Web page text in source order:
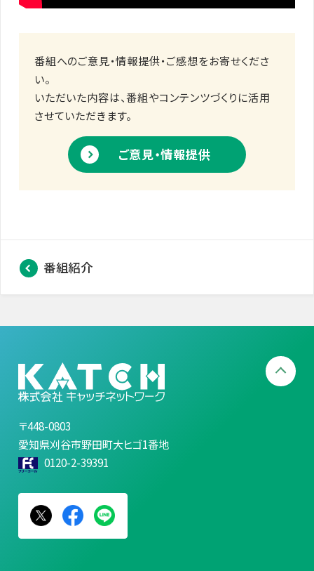
番組へのご意見・情報提供・ご感想をお寄せくださ
い。
いただいた内容は、番組やコンテンツづくりに活用
させていただきます。
ご意見・情報提供
番組紹介
〒448-0803
愛知県刈谷市野田町大ヒゴ1番地
0120-2-39391